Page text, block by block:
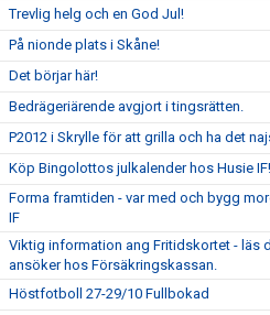
Trevlig helg och en God Jul!
På nionde plats i Skåne!
Det börjar här!
Bedrägeriärende avgjort i tingsrätten.
P2012 i Skrylle för att grilla och ha det
Köp Bingolottos julkalender hos Husie IF!
Forma framtiden - var med och bygg
IF
Viktig information ang Fritidskortet - läs
ansöker hos Försäkringskassan.
Höstfotboll 27-29/10 Fullbokad